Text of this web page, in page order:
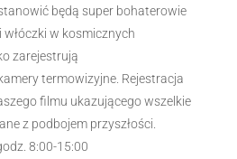
będą super bohaterowie
w kosmicznych
zarejestrują
termowizyjne. Rejestracja
filmu ukazującego wszelkie
z podbojem przyszłości.
8:00-15:00